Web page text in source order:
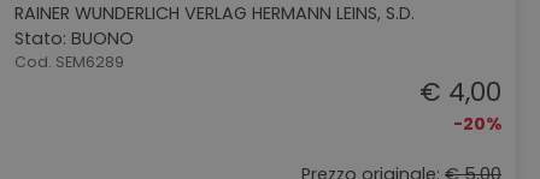
RAINER WUNDERLICH VERLAG HERMANN LEINS, S.D.
Stato: BUONO
Cod. SEM6289
€ 4,00
-20%
Prezzo originale: € 5,00